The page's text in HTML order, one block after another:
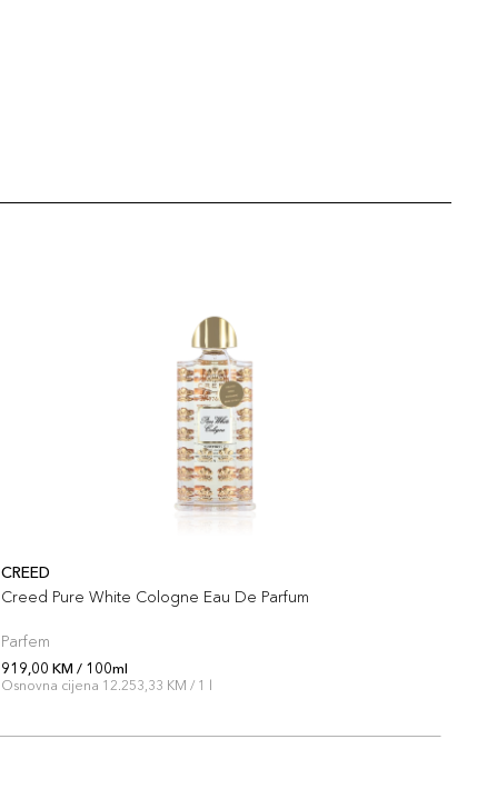
CREED
Creed Pure White Cologne Eau De Parfum
Parfem
919,00 KM / 100ml
Osnovna cijena 12.253,33 KM / 1 l